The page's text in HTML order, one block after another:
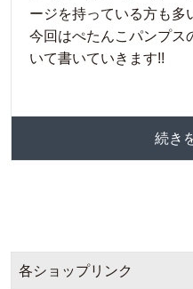
ージを持っている方も多
今回はぺたんこパンプス
いて書いていきます!!
続き
各ショップリンク